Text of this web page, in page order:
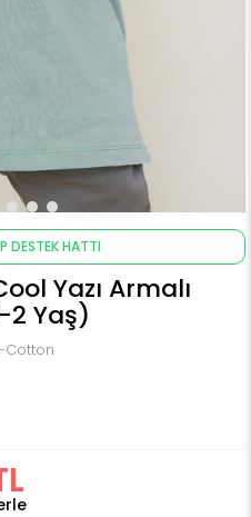
DESTEK HATTI
Yazı Armalı
2 Yaş)
Cotton